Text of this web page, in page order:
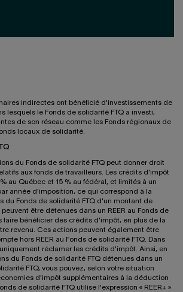
indirectes ont bénéficié d'investissements de
lesquels le Fonds de solidarité FTQ a investi,
de son réseau comme les Fonds régionaux de
locaux de solidarité.
du Fonds de solidarité FTQ peut donner droit
aux fonds de travailleurs. Les crédits d'impôt
au Québec et 15 % au fédéral, et limités à un
année d'imposition, ce qui correspond à la
du Fonds de solidarité FTQ d'un montant de
être détenues dans un REER au Fonds de
faire bénéficier des crédits d'impôt, en plus de la
revenu. Ces actions peuvent également être
hors REER au Fonds de solidarité FTQ. Dans
réclamer les crédits d'impôt. Ainsi, en
du Fonds de solidarité FTQ détenues dans un
FTQ, vous pouvez, selon votre situation
d'impôt supplémentaires à la déduction
de solidarité FTQ utilise l'expression « REER+ »